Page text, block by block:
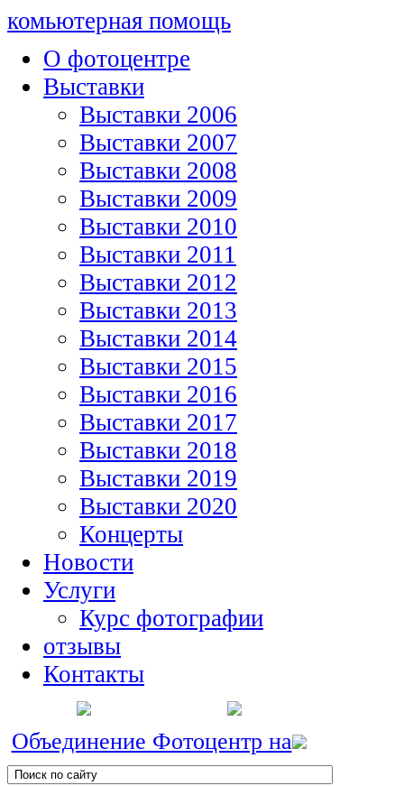
комьютерная помощь
О фотоцентре
Выставки
Выставки 2006
Выставки 2007
Выставки 2008
Выставки 2009
Выставки 2010
Выставки 2011
Выставки 2012
Выставки 2013
Выставки 2014
Выставки 2015
Выставки 2016
Выставки 2017
Выставки 2018
Выставки 2019
Выставки 2020
Концерты
Новости
Услуги
Курс фотографии
отзывы
Контакты
Объединение Фотоцентр на